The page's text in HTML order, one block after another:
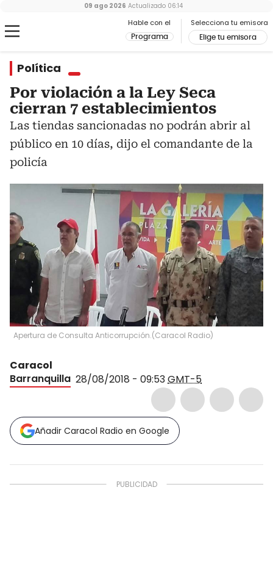
Hable con el
Programa
Selecciona tu emisora
Elige tu emisora
09 ago 2026 Actualizado 06:14
Política
Por violación a la Ley Seca
cierran 7 establecimientos
Las tiendas sancionadas no podrán abrir al
público en 10 días, dijo el comandante de la
policía
Apertura de Consulta Anticorrupción.(Caracol Radio)
Caracol
Barranquilla 28/08/2018 - 09:53GMT-5
Añadir Caracol Radio en Google